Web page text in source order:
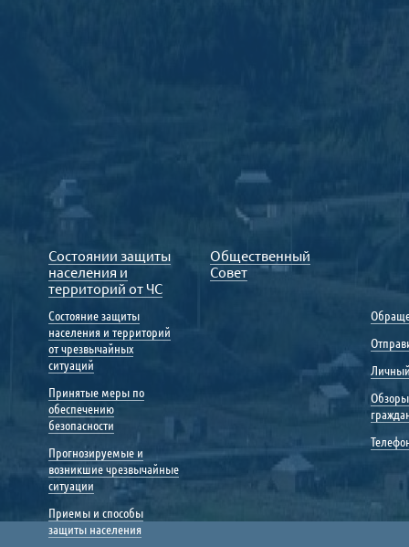
Состоянии защиты
населения и
территорий от ЧС
Состояние защиты
населения и территорий
от чрезвычайных
ситуаций
Принятые меры по
обеспечению
безопасности
Прогнозируемые и
возникшие чрезвычайные
ситуации
Приемы и способы
защиты населения
Общественный
Совет